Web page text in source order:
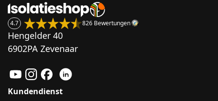
4.7 826 Bewertungen
Hengelder 40
6902PA Zevenaar
Kundendienst